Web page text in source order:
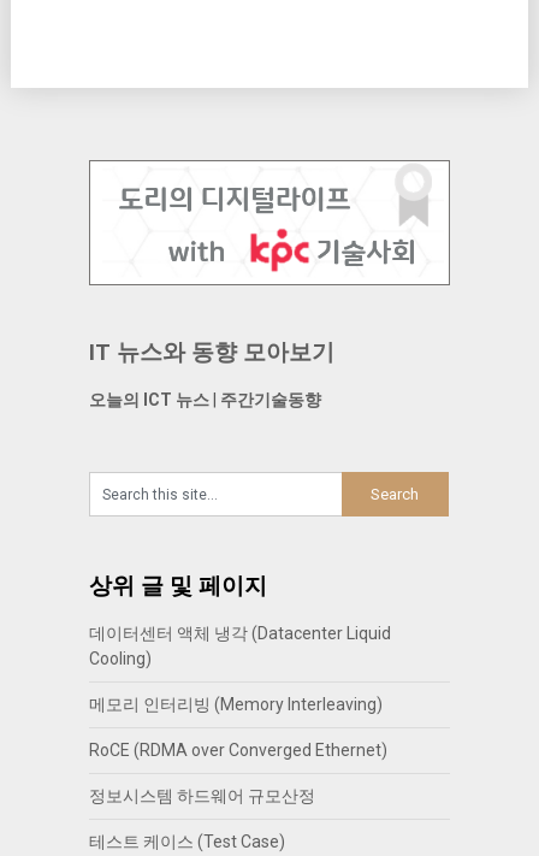
IT 뉴스와 동향 모아보기
오늘의 ICT 뉴스| 주간기술동향
상위 글 및 페이지
데이터센터 액체 냉각 (Datacenter Liquid
Cooling)
메모리 인터리빙 (Memory Interleaving)
RoCE (RDMA over Converged Ethernet)
정보시스템 하드웨어 규모산정
테스트 케이스 (Test Case)